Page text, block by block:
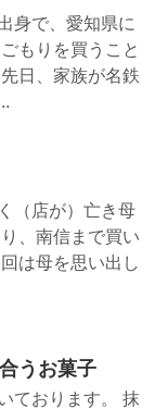
身で、愛知県に
もりを買うこと
日、家族が名鉄
（店が）亡き母
、南信まで買い
は母を思い出し
うお菓子
ております。 抹